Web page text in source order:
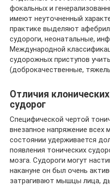
фокальных и
имеют неуточненный
практике выделяют
судороги, неонатальные,
Международной
судорожных приступов
(доброкачественные,
Отличия
судорог
Специфической чертой
внезапное напряжение
состоянии удерживается
появления тонических
мозга. Судороги могут
накануне он был очень
затрагивают мышцы лица,